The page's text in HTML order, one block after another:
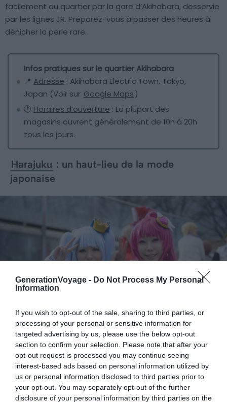
GenerationVoyage - Do Not Process My Personal
Information
If you wish to opt-out of the sale, sharing to third parties, or
processing of your personal or sensitive information for
targeted advertising by us, please use the below opt-out
section to confirm your selection. Please note that after your
opt-out request is processed you may continue seeing
interest-based ads based on personal information utilized by
us or personal information disclosed to third parties prior to
your opt-out. You may separately opt-out of the further
disclosure of your personal information by third parties on the
facilement au quartier par la gare d’Akihabara, desservie
par les lignes JR. Préparez-vous à passer des heures à
dénicher la perle rare.
Infos pratiques sur le quartier Akihabara
📍 Adresse : Akihabara Electric Town, Tokyo,
Japan (Voir sur Google Maps)
🕐 Horaires d’ouverture : La plupart des
magasins ouvrent généralement de 10h à 20h
tous les jours.
Harajuku : un haut-lieu de la mode
japonaise
Shutterstock – Sean Pavone
Pourquoi nous l’avons sélectionné :Symbole du style
alternatif japonais, Harajuku promet une immersion